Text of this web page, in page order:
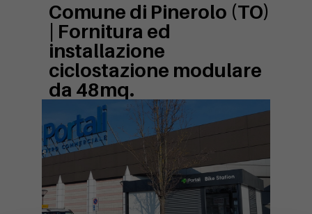
Comune di Pinerolo (TO)
Fornitura ed
installazione
ciclostazione modulare
da 48mq.